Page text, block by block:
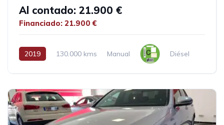
Al contado: 21.900 €
Financiado: 21.900 €
2019 130.000 kms Manual Diésel